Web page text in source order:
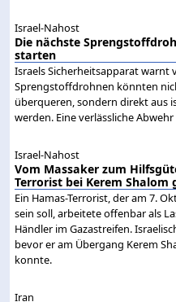
Israel-Nahost
Die nächste
starten
Israels Sicherheitsapparat warnt
Sprengstoffdrohnen könnten
überqueren, sondern direkt aus
werden. Eine verlässliche
Israel-Nahost
Vom Massaker zum
Terrorist bei Kerem Shalom
Ein Hamas-Terrorist, der am 7.
sein soll, arbeitete offenbar als
Händler im Gazastreifen.
bevor er am Übergang Kerem
konnte.
Iran